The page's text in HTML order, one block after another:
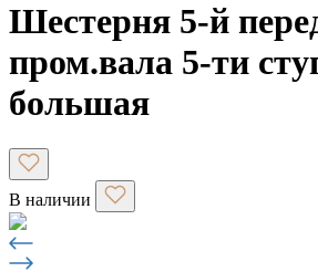
Шестерня 5-й
пром.вала 5-ти
большая
В наличии